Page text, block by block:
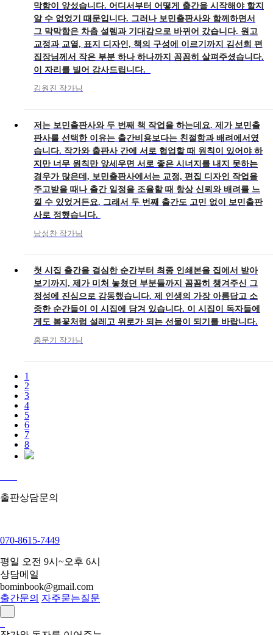
막함이 앞섰습니다. 어디서부터 어떻게 출간을 시작해야 할지
알 수 없었기 때문입니다. 그러나 보민출판사와 함께하면서
그 막막함은 차츰 설렘과 기대감으로 바뀌어 갔습니다. 원고
교정과 교열, 표지 디자인, 책의 구성에 이르기까지 김선희 편
집장님께서 작은 부분 하나 하나까지 꼼꼼히 살펴주셨습니다.
이 자리를 빌어 감사드립니다.
김원진 작가님
저는 보민출판사와 두 번째 책 작업을 하는데요. 제가 보민출
판사를 선택한 이유는 출간비용보다는 친절함과 배려에서였
습니다. 작가와 출판사 간에 서로 협업할 때 원칙이 있어야 하
지만 너무 원칙만 앞세우면 서로 좋은 시너지를 내지 못하는
경우가 많은데, 보민출판사에서는 교정, 편집 디자인 작업을
주고받을 때나 출간 일정을 조율할 때 항상 신뢰와 배려를 느
낄 수 있었거든요. 그래서 두 번째 출간도 고민 없이 보민출판
사로 정했습니다.
남성찬 작가님
첫 시집 출간을 결심한 순간부터 최종 인쇄본을 집에서 받아
보기까지, 제가 미처 놓쳤던 부분들까지 꼼꼼히 챙겨주신 그
정성에 진심으로 감동했습니다. 제 인생의 가장 아름답고 소
중한 순간들이 이 시집에 담겨 있습니다. 이 시집이 독자들에
게도 봄꽃처럼 설레고 위로가 되는 선물이 되기를 바랍니다.
홍문기 작가님
1
2
3
4
5
6
7
8
출판상담문의
070-8615-7449
평일 오전 9시~오후 6시
상담메일
bominbook@gmail.com
출간문의 자주묻는질문